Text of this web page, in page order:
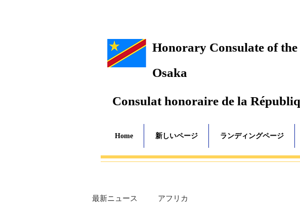
Honorary Consulate of
Osaka
Consulat honoraire de la
Home 新しいページ ランディングページ
最新ニュース アフリカ